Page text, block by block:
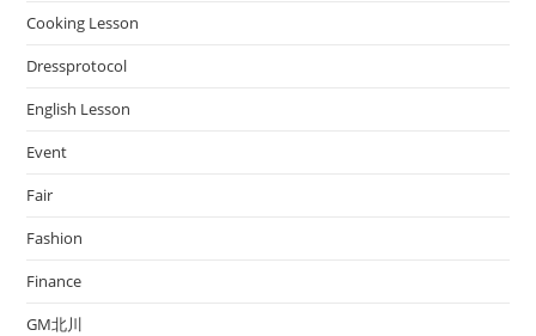
Cooking Lesson
Dressprotocol
English Lesson
Event
Fair
Fashion
Finance
GM北川